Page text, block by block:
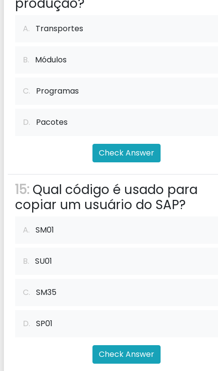
A. Transportes
B. Módulos
C. Programas
D. Pacotes
Check Answer
15: Qual código é usado para
copiar um usuário do SAP?
A. SM01
B. SU01
C. SM35
D. SP01
Check Answer